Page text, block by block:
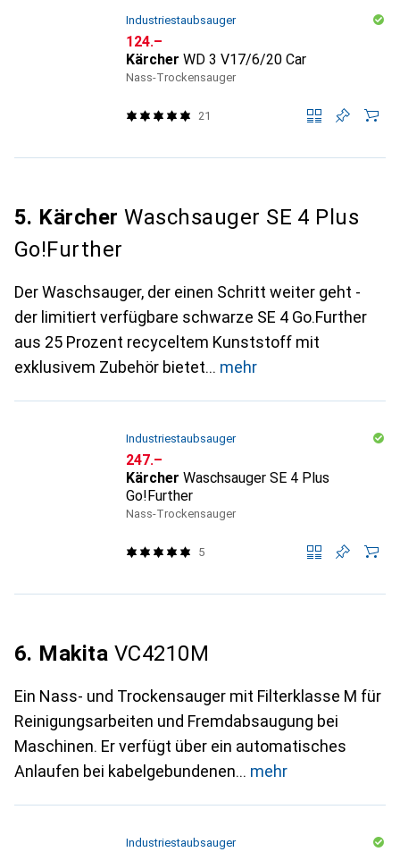
Industriestaubsauger
CHF
124.–
Kärcher WD 3 V17/6/20 Car
Nass-Trockensauger
21
5. Kärcher Waschsauger SE 4 Plus
Go!Further
Der Waschsauger, der einen Schritt weiter geht -
der limitiert verfügbare schwarze SE 4 Go.Further
aus 25 Prozent recyceltem Kunststoff mit
exklusivem Zubehör bietet
mehr
Industriestaubsauger
CHF
247.–
Kärcher Waschsauger SE 4 Plus
Go!Further
Nass-Trockensauger
5
6. Makita VC4210M
Ein Nass- und Trockensauger mit Filterklasse M für
Reinigungsarbeiten und Fremdabsaugung bei
Maschinen. Er verfügt über ein automatisches
Anlaufen bei kabelgebundenen
mehr
Industriestaubsauger